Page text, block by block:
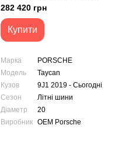
(9J1601025E/9J1601025F)
282 420 грн
Купити
Марка
PORSCHE
Модель
Taycan
Кузов
9J1 2019 - Сьогодні
Сезон
Літні шини
Діаметр
20
Виробник OEM Porsche